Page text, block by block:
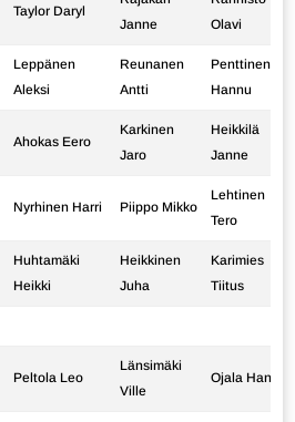
Taylor Daryl
Janne
Olavi
Leppänen
Aleksi
Reunanen
Antti
Penttinen
Hannu
Ahokas Eero
Karkinen
Jaro
Heikkilä
Janne
Nyrhinen Harri Piippo Mikko
Lehtinen
Tero
Huhtamäki
Heikki
Heikkinen
Juha
Karimies
Tiitus
Peltola Leo
Länsimäki
Ville
Ojala Hannu